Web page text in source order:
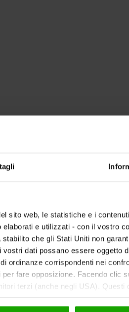
sito web, le statistiche e i
e utilizzati - con il vostro
che gli Stati Uniti non
dati possano essere oggetto
ordinanze corrispondenti nei
fare opposizione. Facendo clic
terzi (anche negli USA). Questi